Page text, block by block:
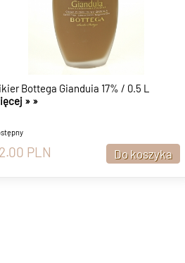
Bottega Gianduia 17% / 0.5 L
» »
PLN